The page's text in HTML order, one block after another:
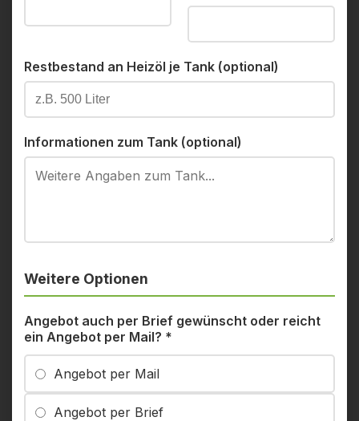
Restbestand an Heizöl je Tank (optional)
Informationen zum Tank (optional)
Weitere Optionen
Angebot auch per Brief gewünscht oder reicht
ein Angebot per Mail? *
Angebot per Mail
Angebot per Brief